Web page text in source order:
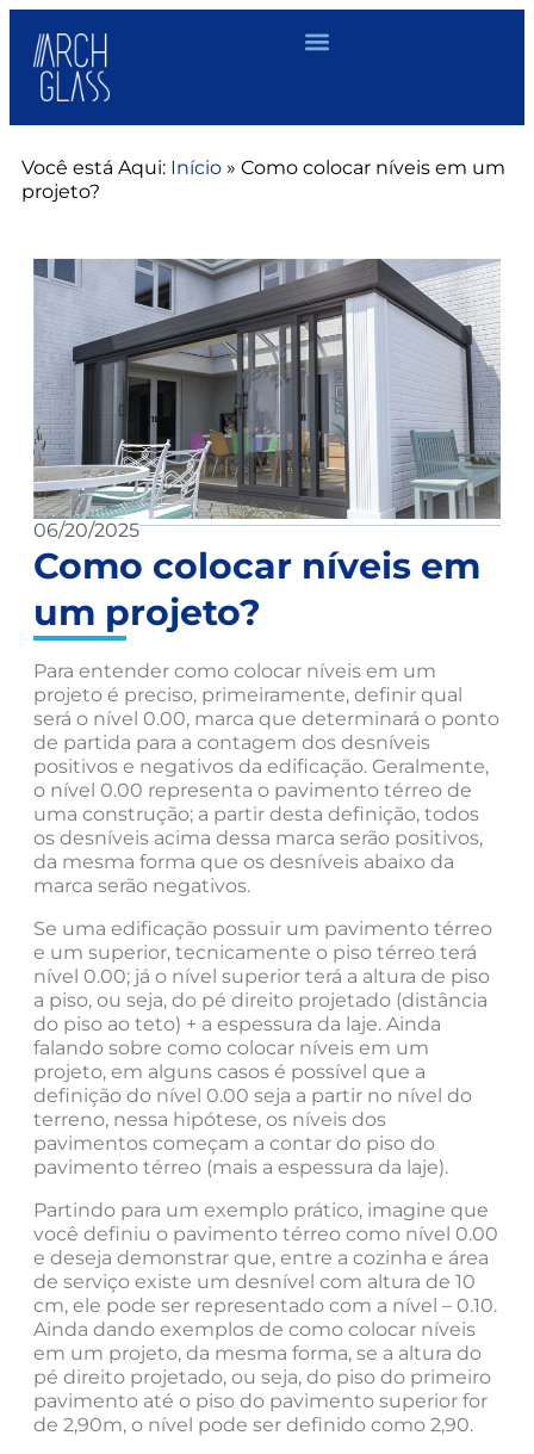
Você está Aqui: Início » Como colocar níveis em um
projeto?
06/20/2025
Como colocar níveis em
um projeto?
Para entender como colocar níveis em um
projeto é preciso, primeiramente, definir qual
será o nível 0.00, marca que determinará o ponto
de partida para a contagem dos desníveis
positivos e negativos da edificação. Geralmente,
o nível 0.00 representa o pavimento térreo de
uma construção; a partir desta definição, todos
os desníveis acima dessa marca serão positivos,
da mesma forma que os desníveis abaixo da
marca serão negativos.
Se uma edificação possuir um pavimento térreo
e um superior, tecnicamente o piso térreo terá
nível 0.00; já o nível superior terá a altura de piso
a piso, ou seja, do pé direito projetado (distância
do piso ao teto) + a espessura da laje. Ainda
falando sobre como colocar níveis em um
projeto, em alguns casos é possível que a
definição do nível 0.00 seja a partir no nível do
terreno, nessa hipótese, os níveis dos
pavimentos começam a contar do piso do
pavimento térreo (mais a espessura da laje).
Partindo para um exemplo prático, imagine que
você definiu o pavimento térreo como nível 0.00
e deseja demonstrar que, entre a cozinha e área
de serviço existe um desnível com altura de 10
cm, ele pode ser representado com a nível – 0.10.
Ainda dando exemplos de como colocar níveis
em um projeto, da mesma forma, se a altura do
pé direito projetado, ou seja, do piso do primeiro
pavimento até o piso do pavimento superior for
de 2,90m, o nível pode ser definido como 2,90.